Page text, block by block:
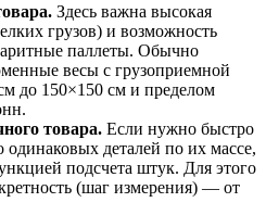
Здесь важна высокая
грузов) и возможность
паллеты. Обычно
весы с грузоприемной
до 150×150 см и пределом
товара. Если нужно быстро
одинаковых деталей по их массе,
подсчета штук. Для этого
(шаг измерения) — от